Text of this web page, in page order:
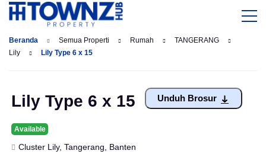
Beranda Semua Properti Rumah
TANGERANG
Lily
Lily Type 6 x 15
Lily Type 6 x 15 Unduh Brosur
Available
Cluster Lily, Tangerang, Banten